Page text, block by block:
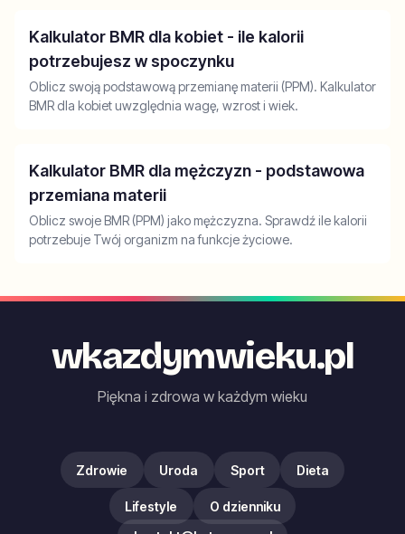
Kalkulator BMR dla kobiet - ile kalorii
potrzebujesz w spoczynku
Oblicz swoją podstawową przemianę materii (PPM). Kalkulator
BMR dla kobiet uwzględnia wagę, wzrost i wiek.
Kalkulator BMR dla mężczyzn - podstawowa
przemiana materii
Oblicz swoje BMR (PPM) jako mężczyzna. Sprawdź ile kalorii
potrzebuje Twój organizm na funkcje życiowe.
wkazdymwieku.pl
Piękna i zdrowa w każdym wieku
Zdrowie Uroda Sport Dieta
Lifestyle
O dzienniku